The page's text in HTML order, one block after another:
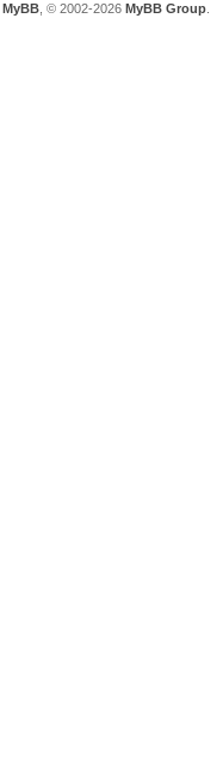
MyBB , © 2002-2026 MyBB Group